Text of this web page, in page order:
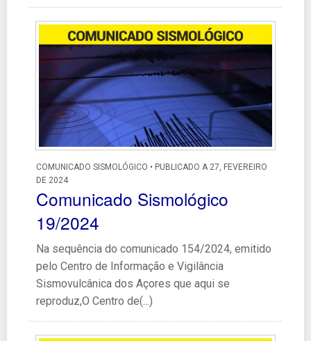
COMUNICADO SISMOLÓGICO • PUBLICADO A 27, FEVEREIRO
DE 2024
Comunicado Sismológico
19/2024
Na sequência do comunicado 154/2024, emitido
pelo Centro de Informação e Vigilância
Sismovulcânica dos Açores que aqui se
reproduz,O Centro de(...)